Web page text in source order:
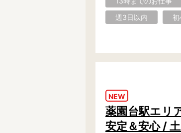
週3日以内
初
NEW
薬園台駅エリ
安定＆安心 /